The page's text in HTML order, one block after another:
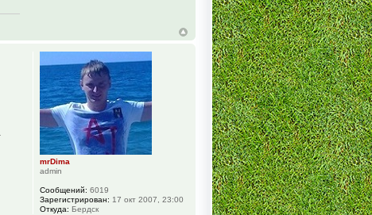
mrDima
admin
Сообщений: 6019
Зарегистрирован: 17 окт 2007, 23:00
Откуда: Бердск